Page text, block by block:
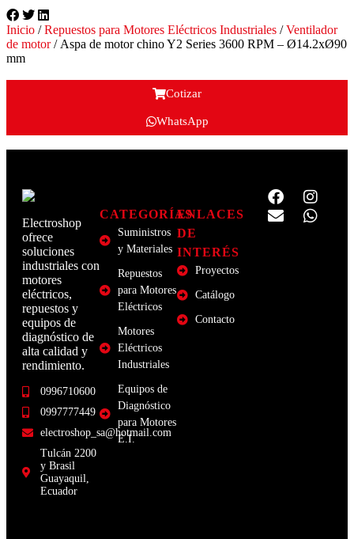
Inicio /Repuestos para Motores Eléctricos Industriales /Ventilador
de motor/ Aspa de motor chino Y2 Series 3600 RPM – Ø14.2xØ90
mm
Cotizar
WhatsApp
Electroshop
ofrece
soluciones
industriales con
motores
eléctricos,
repuestos y
equipos de
diagnóstico de
alta calidad y
rendimiento.
0996710600
0997777449
electroshop_sa@hotmail.com
Tulcán 2200
y Brasil
Guayaquil,
Ecuador
CATEGORÍAS
Suministros
y Materiales
Repuestos
para Motores
Eléctricos
Motores
Eléctricos
Industriales
Equipos de
Diagnóstico
para Motores
E.I.
ENLACES
DE
INTERÉS
Proyectos
Catálogo
Contacto